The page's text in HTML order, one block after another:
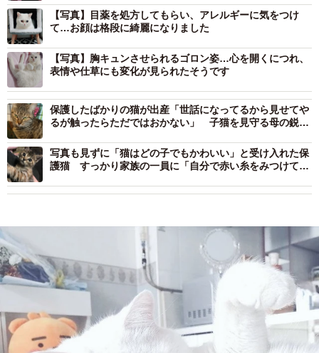
【写真】目薬を処方してもらい、アレルギーに気をつけ
て…お顔は格段に綺麗になりました
【写真】胸キュンさせられるゴロン姿…心を開くにつれ、
表情や仕草にも変化が見られたそうです
保護したばかりの猫が出産「世話になってるから見せてや
るが触ったらただではおかない」 子猫を見守る母の鋭い
写真も見ずに「猫はどの子でもかわいい」と受け入れた保
護猫 すっかり家族の一員に「自分で赤い糸をみつけてや